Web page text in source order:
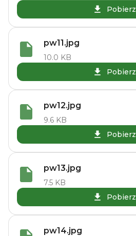
Pobierz
pw11.jpg
10.0 KB
Pobierz
pw12.jpg
9.6 KB
Pobierz
pw13.jpg
7.5 KB
Pobierz
pw14.jpg